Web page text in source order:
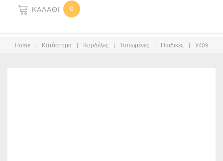
ΚΑΛΆΘΙ
0
Home | Κατάστημα | Κορδέλες | Τυπωμένες | Παιδικές | X409